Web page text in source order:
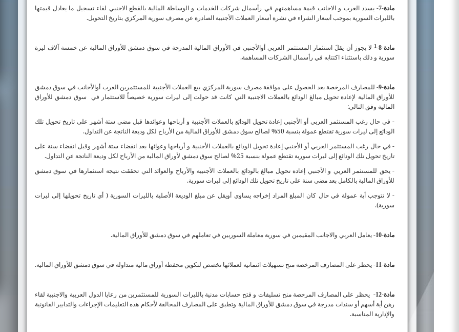
مادة-7
-يسدد العرب و الاجانب قيمة مساهمتهم في رأسمال شركات الخدمات و الوساطة المالية بالقطع الاجنبي لقاء تسجيل ما يعادل قيمتها
بالليرات السورية بموجب أسعار الشراء في نشرة أسعار العملات الأجنبية الصادرة عن مصرف سورية المركزي بتاريخ التحويل.
مادة-8
-
1لا يجوز أن يقلَ استثمار المستثمر العربي أوالأجنبي في الأوراق المالية المدرجة في سوق دمشق للأوراق المالية عن خمسة آلاف ليرة
سورية و ذلك باستثناء اكتتابه في رأسمال الشركات المساهمة.
مادة-9
-للمصارف المرخصة بعد الحصول على موافقة مصرف سورية المركزي بيع العملات الأجنبية للمستثمرين العرب أوالأجانب في سوق دمشق
للأوراق المالية لإعادة تحويل مبالغ الودائع بالعملات الاجنبية التي كانت قد حولت إلى ليرات سورية خصيصاً للاستثمار في سوق دمشق للأوراق
المالية وفق التالي:
- في حال رغب المستثمر العربي أو الأجنبي إعادة تحويل الودائع بالعملات الأجنبية و أرباحها وعوائدها قبل مضي ستة أشهر على تاريخ تحويل تلك
الودائع إلى ليرات سورية تقتطع عمولة بنسبة 50% لصالح سوق دمشق للأوراق المالية من الأرباح لكل وديعة الناتجة عن التداول.
- في حال رغب المستثمر العربي أو الأجنبي إعادة تحويل الودائع بالعملات الأجنبية و أرباحها وعوائها بعد انقضاء ستة أشهر وقبل انقضاء سنة على
تاريخ تحويل تلك الودائع إلى ليرات سورية تقتطع عمولة بنسبة 25% لصالح سوق دمشق لأوراق المالية من الأرباح لكل وديعة الناتجة عن التداول.
- يحق للمستثمر العربي و الأجنبي إعادة تحويل مبالغ بالودائع بالعملات الأجنبية والأرباح والعوائد التي تحققت نتيجة استثمارها في سوق دمشق
للأوراق المالية بالكامل بعد مضي سنة على تاريخ تحويل تلك الودائع إلى ليرات سورية.
- لا تتوجب أية عمولة في حال كان المبلغ المراد إخراجه يساوي أويقل عن مبلغ الوديعة الأصلية بالليرات السورية ( أي تاريخ تحويلها إلى ليرات
سورية).
مادة-10
-يعامل العربي والاجانب المقيمين في سورية معاملة السوريين في تعاملهم في سوق دمشق للأوراق المالية.
مادة-11
-يحظر على المصارف المرخصة منح تسهيلات ائتمانية لعملائها تخصص لتكوين محفظة أوراق مالية متداولة في سوق دمشق للأوراق المالية.
مادة-12
- يحظر على المصارف المرخصة منح تسليفات و فتح حسابات مدنية بالليرات السورية للمستثمرين من رعايا الدول العربية والاجنبية لقاء
رهن أية أسهم أو سندات مدرجة في سوق دمشق للأوراق المالية وتطبق على المصارف المخالفة لأحكام هذه التعليمات الإجراءات والتدابير القانونية
والإدارية المناسبة.